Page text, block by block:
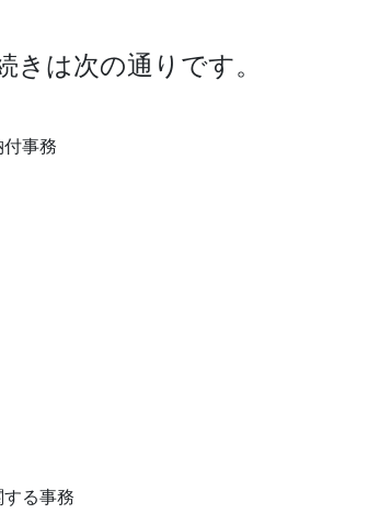
は次の通りです。
事務
る事務